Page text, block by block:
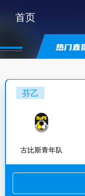
首页
芬乙
古比斯青年队